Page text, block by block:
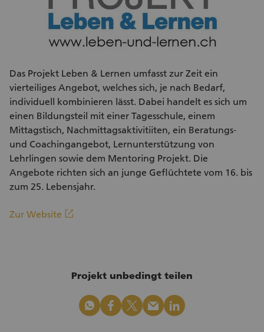
Das Projekt Leben & Lernen umfasst zur Zeit ein
vierteiliges Angebot, welches sich, je nach Bedarf,
individuell kombinieren lässt. Dabei handelt es sich um
einen Bildungsteil mit einer Tagesschule, einem
Mittagstisch, Nachmittagsaktivitiiten, ein Beratungs-
und Coachingangebot, Lernunterstützung von
Lehrlingen sowie dem Mentoring Projekt. Die
Angebote richten sich an junge Geflüchtete vom 16. bis
zum 25. Lebensjahr.
Zur Website linkout
Projekt unbedingt teilen
whatsapp facebook x_logo mail linkedin